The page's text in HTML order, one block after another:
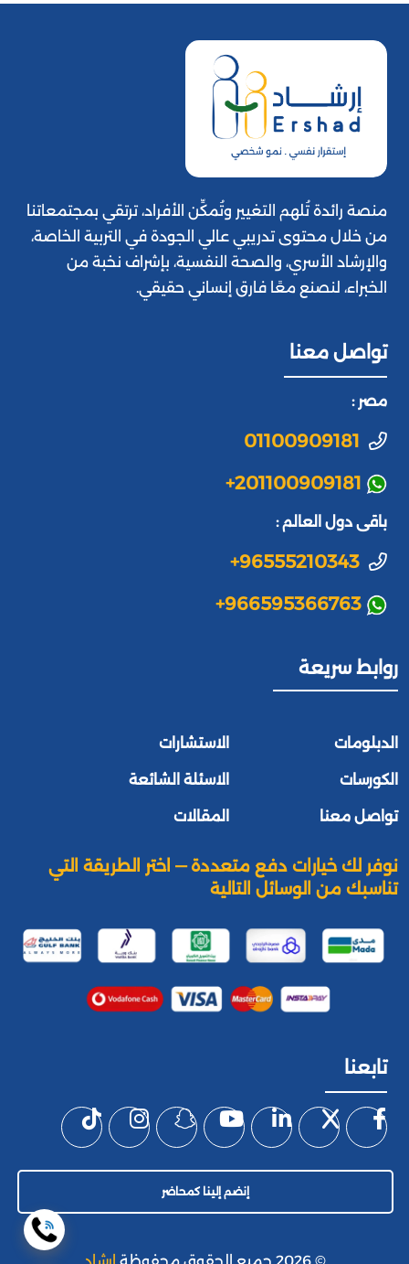
منصة رائدة تُلهم التغيير وتُمكِّن الأفراد، ترتقي بمجتمعاتنا
من خلال محتوى تدريبي عالي الجودة في التربية الخاصة،
والإرشاد الأسري، والصحة النفسية، بإشراف نخبة من
الخبراء، لنصنع معًا فارق إنساني حقيقي.
تواصل معنا
مصر :
01100909181
+201100909181
باقى دول العالم :
+96555210343
+966595366763
روابط سريعة
الدبلومات الاستشارات
الكورسات الاسئلة الشائعة
تواصل معنا المقالات
نوفر لك خيارات دفع متعددة — اختر الطريقة التي
تناسبك من الوسائل التالية
تابعنا
إنضم إلينا كمحاضر